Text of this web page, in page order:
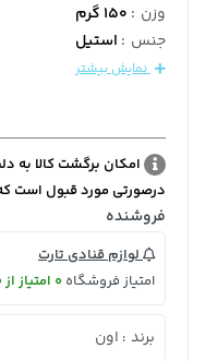
وزن : 150 گرم
جنس : استیل
نمایش بیشتر
امکان برگشت کالا به
درصورتی مورد قبول است
فروشنده
لوازم قنادی تارت
امتیاز فروشگاه 0 امتیاز از 0 رای
برند : اون